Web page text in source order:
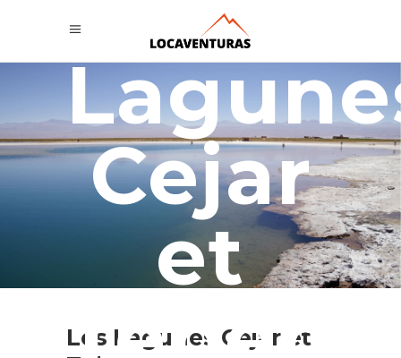
Cejar
et
Les Lagunes Cejar et